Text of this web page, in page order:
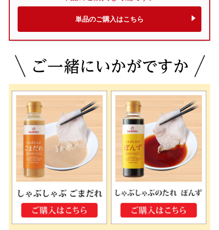
単品のご購入はこちら